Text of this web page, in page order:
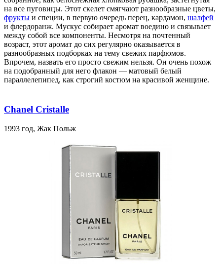
на все пуговицы. Этот скелет смягчают разнообразные цветы,
фрукты и специи, в первую очередь перец, кардамон, шалфей
и флердоранж. Мускус собирает аромат воедино и связывает
между собой все компоненты. Несмотря на почтенный
возраст, этот аромат до сих регулярно оказывается в
разнообразных подборках на тему свежих парфюмов.
Впрочем, назвать его просто свежим нельзя. Он очень похож
на подобранный для него флакон — матовый белый
параллелепипед, как строгий костюм на красивой женщине.
Chanel Cristalle
1993 год, Жак Польж